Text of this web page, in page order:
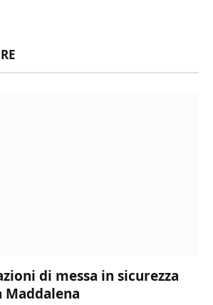
di messa in sicurezza
Maddalena